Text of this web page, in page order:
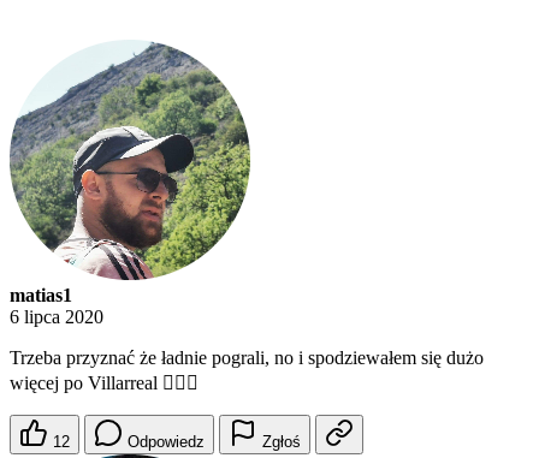
matias1
6 lipca 2020
Trzeba przyznać że ładnie pograli, no i spodziewałem się dużo
więcej po Villarreal 🤷🏻‍♂️
12 Odpowiedz Zgłoś